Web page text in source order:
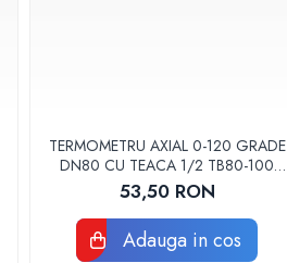
TERMOMETRU AXIAL 0-120 GRADE
DN80 CU TEACA 1/2 TB80-100
FIMET
53,50 RON
Adauga in cos